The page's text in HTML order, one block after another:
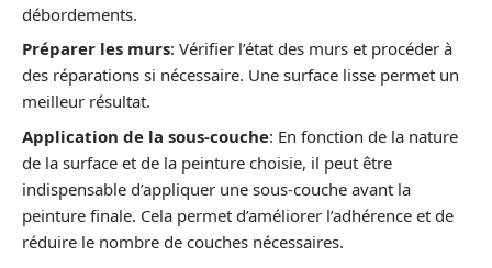
débordements.
Préparer les murs: Vérifier l’état des murs et procéder à
des réparations si nécessaire. Une surface lisse permet un
meilleur résultat.
Application de la sous-couche: En fonction de la nature
de la surface et de la peinture choisie, il peut être
indispensable d’appliquer une sous-couche avant la
peinture finale. Cela permet d’améliorer l’adhérence et de
réduire le nombre de couches nécessaires.